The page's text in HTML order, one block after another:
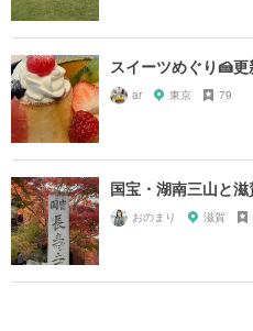
スイーツめぐり🍰更
ar 東京 79
国宝・湖南三山と
おのまり 滋賀